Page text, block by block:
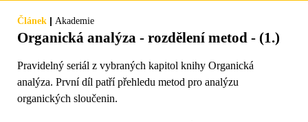
Článek | Akademie
Organická analýza - rozdělení metod - (1.)
Pravidelný seriál z vybraných kapitol knihy Organická
analýza. První díl patří přehledu metod pro analýzu
organických sloučenin.